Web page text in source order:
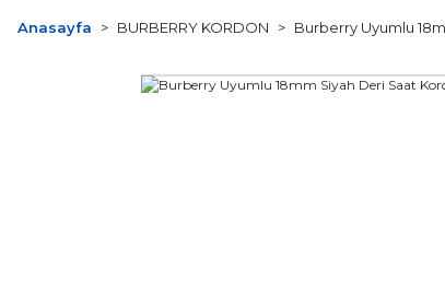
Anasayfa BURBERRY KORDON Burberry Uyumlu